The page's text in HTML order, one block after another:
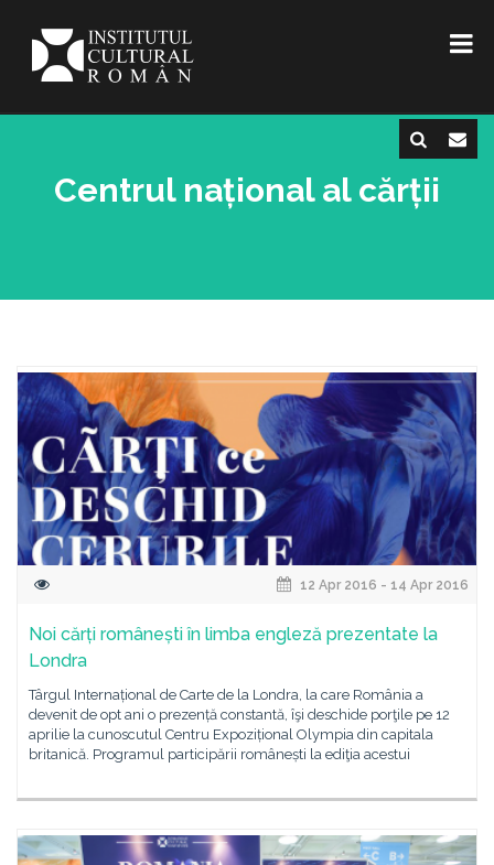
Centrul național al cărții
12 Apr 2016 - 14 Apr 2016
Noi cărți românești în limba engleză prezentate la
Londra
Târgul Internațional de Carte de la Londra, la care România a
devenit de opt ani o prezență constantă, îşi deschide porţile pe 12
aprilie la cunoscutul Centru Expozițional Olympia din capitala
britanică. Programul participării românești la ediţia acestui